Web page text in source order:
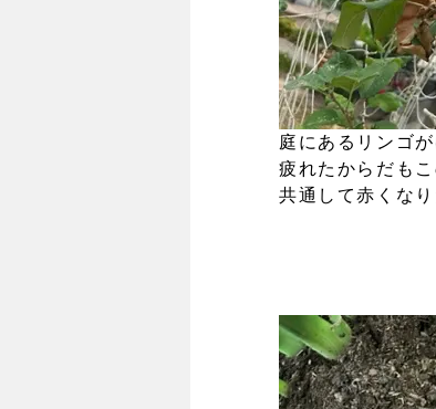
庭にあるリンゴ
疲れたからだも
共通して赤くな